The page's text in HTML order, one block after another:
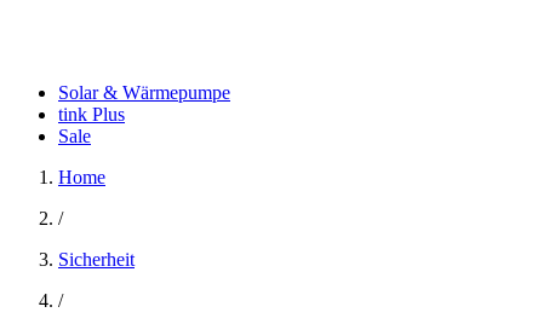
Solar & Wärmepumpe
tink Plus
Sale
Home
/
Sicherheit
/